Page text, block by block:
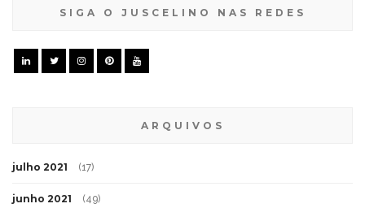
SIGA O JUSCELINO NAS REDES
ARQUIVOS
julho 2021 (17)
junho 2021 (49)